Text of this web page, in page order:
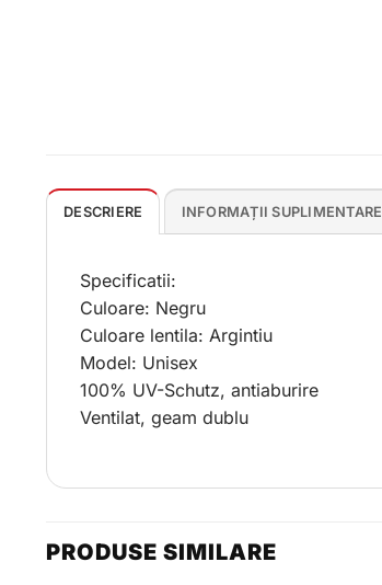
DESCRIERE INFORMAȚII SUPLIMENTARE
Specificatii:
Culoare: Negru
Culoare lentila: Argintiu
Model: Unisex
100% UV-Schutz, antiaburire
Ventilat, geam dublu
PRODUSE SIMILARE